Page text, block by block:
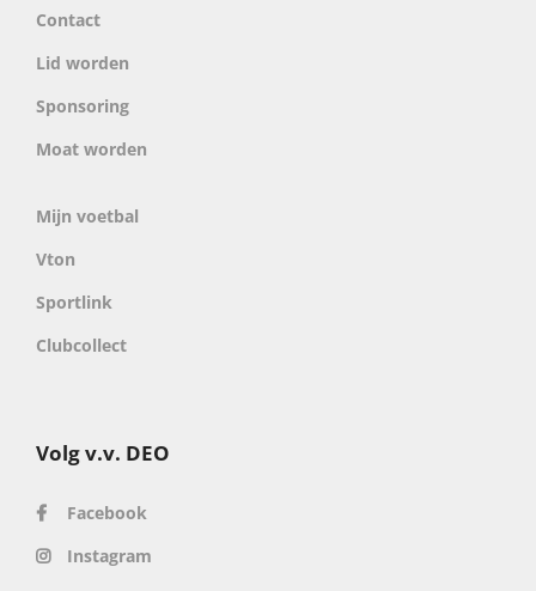
Contact
Lid worden
Sponsoring
Moat worden
Mijn voetbal
Vton
Sportlink
Clubcollect
Volg v.v. DEO
Facebook
Instagram